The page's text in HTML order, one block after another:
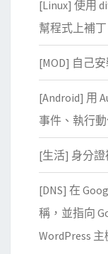
[Linux] 使用
幫程式上補丁
[MOD] 自己
[Android] 用
事件、執行
[生活] 身分證
[DNS] 在
稱，並指向
WordPress 主